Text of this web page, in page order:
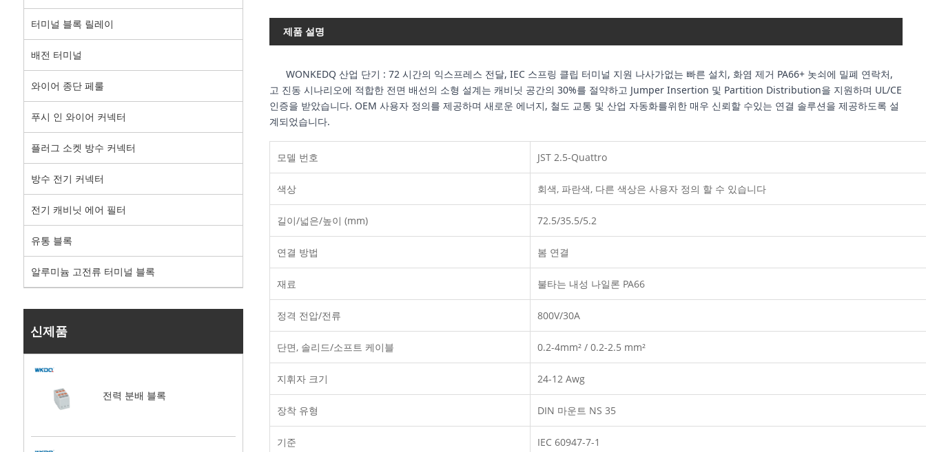
터미널 블록 릴레이
배전 터미널
와이어 종단 페룰
푸시 인 와이어 커넥터
플러그 소켓 방수 커넥터
방수 전기 커넥터
전기 캐비닛 에어 필터
유통 블록
알루미늄 고전류 터미널 블록
신제품
전력 분배 블록
제품 설명
WONKEDQ 산업 단기 : 72 시간의 익스프레스 전달, IEC 스프링 클립 터미널 지원 나사가없는 빠른 설치, 화염 제거 PA66+ 놋쇠에 밀폐 연락처,
고 진동 시나리오에 적합한 전면 배선의 소형 설계는 캐비닛 공간의 30%를 절약하고 Jumper Insertion 및 Partition Distribution을 지원하며 UL/CE
인증을 받았습니다. OEM 사용자 정의를 제공하며 새로운 에너지, 철도 교통 및 산업 자동화를위한 매우 신뢰할 수있는 연결 솔루션을 제공하도록 설
계되었습니다.
모델 번호 JST 2.5-Quattro
색상 회색, 파란색, 다른 색상은 사용자 정의 할 수 있습니다
길이/넓은/높이 (mm) 72.5/35.5/5.2
연결 방법 봄 연결
재료 불타는 내성 나일론 PA66
정격 전압/전류 800V/30A
단면, 솔리드/소프트 케이블 0.2-4mm² / 0.2-2.5 mm²
지휘자 크기 24-12 Awg
장착 유형 DIN 마운트 NS 35
기준 IEC 60947-7-1